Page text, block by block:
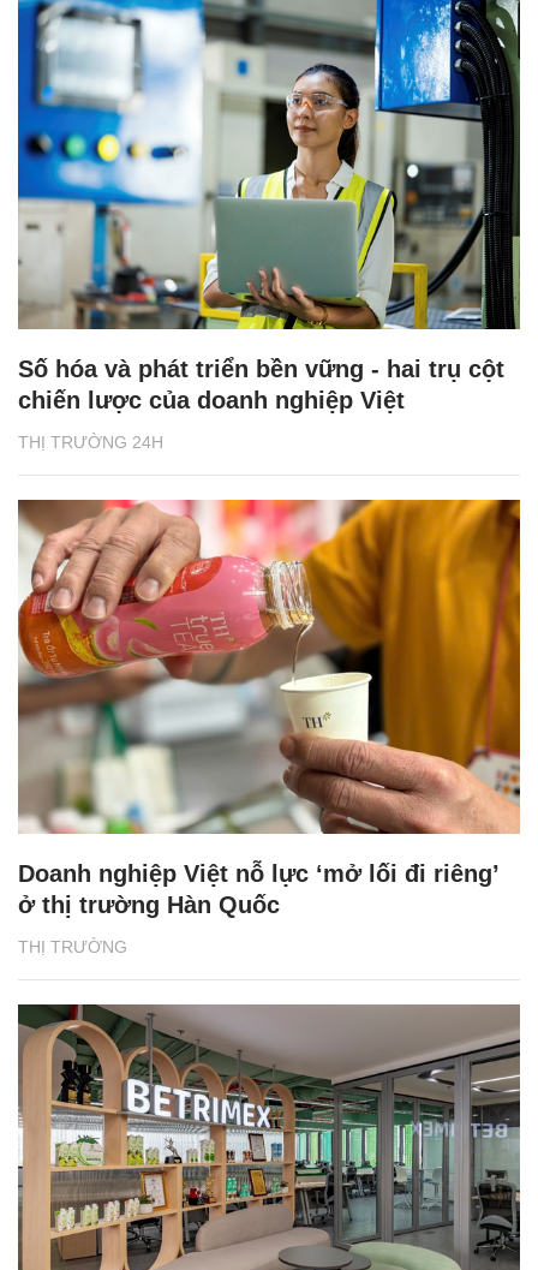
THỊ TRƯỜNG 24H
Số hóa và phát triển bền vững - hai trụ cột
chiến lược của doanh nghiệp Việt
THỊ TRƯỜNG
Doanh nghiệp Việt nỗ lực ‘mở lối đi riêng’
ở thị trường Hàn Quốc